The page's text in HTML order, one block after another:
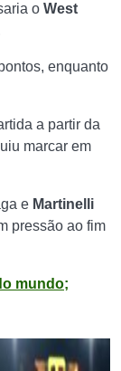
o West
enquanto
a partir da
marcar em
e Martinelli
pressão ao fim
mundo;